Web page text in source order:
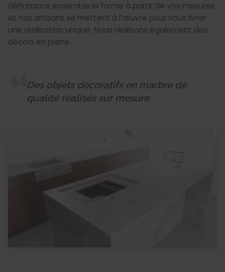
définissons ensemble la forme à partir de vos mesures
et nos artisans se mettent à l’œuvre pour vous livrer
une réalisation unique. Nous réalisons également des
décors en pierre.
Des objets décoratifs en marbre de
qualité réalisés sur mesure